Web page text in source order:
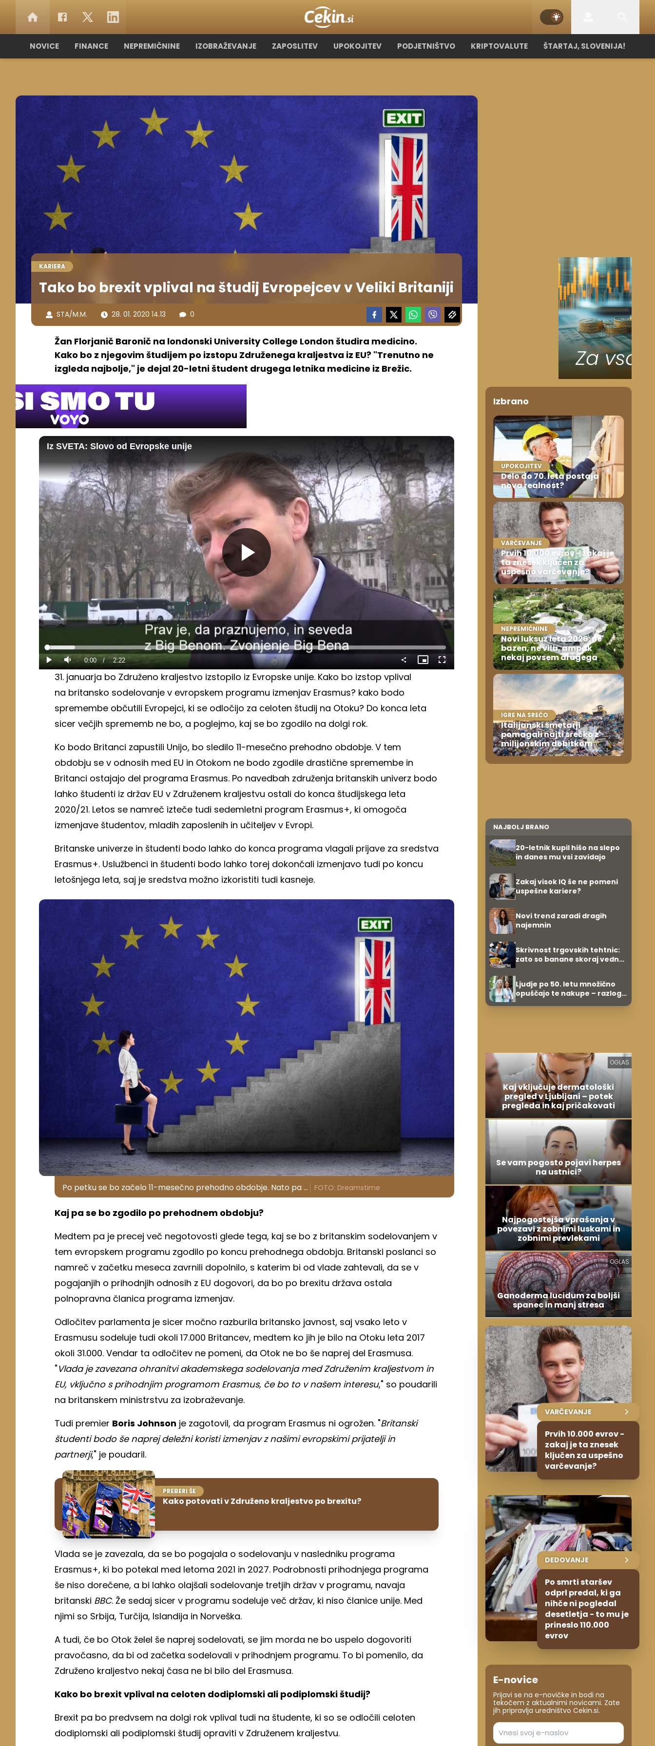
NOVICE FINANCE NEPREMIČNINE IZOBRAŽEVANJE ZAPOSLITEV UPOKOJITEV PODJETNIŠTVO KRIPTOVALUTE ŠTARTAJ, SLOVENIJA!
KARIERA
Tako bo brexit vplival na študij Evropejcev v Veliki Britaniji
STA/M.M. 28. 01. 2020 14.13 0
Žan Florjanič Baronič na londonski University College London študira medicino.
Kako bo z njegovim študijem po izstopu Združenega kraljestva iz EU? "Trenutno ne
izgleda najbolje," je dejal 20-letni študent drugega letnika medicine iz Brežic.
Iz SVETA: Slovo od Evropske unije
Predvajaj
Predvajaj
Tiho Current
Time
0:00 / Duration
2:22
Loaded:
6.98%
Slika
v
Celozaslonski
način
31. januarja bo Združeno kraljestvo izstopilo iz Evropske unije. Kako bo izstop vplival
na britansko sodelovanje v evropskem programu izmenjav Erasmus? kako bodo
spremembe občutili Evropejci, ki se odločijo za celoten študij na Otoku? Do konca leta
sicer večjih sprememb ne bo, a poglejmo, kaj se bo zgodilo na dolgi rok.
Ko bodo Britanci zapustili Unijo, bo sledilo 11-mesečno prehodno obdobje. V tem
obdobju se v odnosih med EU in Otokom ne bodo zgodile drastične spremembe in
Britanci ostajajo del programa Erasmus. Po navedbah združenja britanskih univerz bodo
lahko študenti iz držav EU v Združenem kraljestvu ostali do konca študijskega leta
2020/21. Letos se namreč izteče tudi sedemletni program Erasmus+, ki omogoča
izmenjave študentov, mladih zaposlenih in učiteljev v Evropi.
Britanske univerze in študenti bodo lahko do konca programa vlagali prijave za sredstva
Erasmus+. Uslužbenci in študenti bodo lahko torej dokončali izmenjavo tudi po koncu
letošnjega leta, saj je sredstva možno izkoristiti tudi kasneje.
Po petku se bo začelo 11-mesečno prehodno obdobje. Nato pa ... FOTO: Dreamstime
Kaj pa se bo zgodilo po prehodnem obdobju?
Medtem pa je precej več negotovosti glede tega, kaj se bo z britanskim sodelovanjem v
tem evropskem programu zgodilo po koncu prehodnega obdobja. Britanski poslanci so
namreč v začetku meseca zavrnili dopolnilo, s katerim bi od vlade zahtevali, da se v
pogajanjih o prihodnjih odnosih z EU dogovori, da bo po brexitu država ostala
polnopravna članica programa izmenjav.
Odločitev parlamenta je sicer močno razburila britansko javnost, saj vsako leto v
Erasmusu sodeluje tudi okoli 17.000 Britancev, medtem ko jih je bilo na Otoku leta 2017
okoli 31.000. Vendar ta odločitev ne pomeni, da Otok ne bo še naprej del Erasmusa.
"Vlada je zavezana ohranitvi akademskega sodelovanja med Združenim kraljestvom in
EU, vključno s prihodnjim programom Erasmus, če bo to v našem interesu," so poudarili
na britanskem ministrstvu za izobraževanje.
Tudi premier Boris Johnson je zagotovil, da program Erasmus ni ogrožen. "Britanski
študenti bodo še naprej deležni koristi izmenjav z našimi evropskimi prijatelji in
partnerji," je poudaril.
PREBERI ŠE
Kako potovati v Združeno kraljestvo po brexitu?
Vlada se je zavezala, da se bo pogajala o sodelovanju v nasledniku programa
Erasmus+, ki bo potekal med letoma 2021 in 2027. Podrobnosti prihodnjega programa
še niso dorečene, a bi lahko olajšali sodelovanje tretjih držav v programu, navaja
britanski BBC. Že sedaj sicer v programu sodeluje več držav, ki niso članice unije. Med
njimi so Srbija, Turčija, Islandija in Norveška.
A tudi, če bo Otok želel še naprej sodelovati, se jim morda ne bo uspelo dogovoriti
pravočasno, da bi od začetka sodelovali v prihodnjem programu. To bi pomenilo, da
Združeno kraljestvo nekaj časa ne bi bilo del Erasmusa.
Kako bo brexit vplival na celoten dodiplomski ali podiplomski študij?
Brexit pa bo predvsem na dolgi rok vplival tudi na študente, ki so se odločili celoten
dodiplomski ali podiplomski študij opraviti v Združenem kraljestvu.
Izbrano
UPOKOJITEV
Delo do 70. leta postaja
nova realnost?
VARČEVANJE
Prvih 10.000 evrov - zakaj je
ta znesek ključen za
uspešno varčevanje?
NEPREMIČNINE
Novi luksuz leta 2026: ne
bazen, ne vila, ampak
nekaj povsem drugega
IGRE NA SREČO
Italijanski smetarji
pomagali najti srečko z
milijonskim dobitkom
NAJBOLJ BRANO
20-letnik kupil hišo na slepo
in danes mu vsi zavidajo
Zakaj visok IQ še ne pomeni
uspešne kariere?
Novi trend zaradi dragih
najemnin
Skrivnost trgovskih tehtnic:
zato so banane skoraj vedno
Ljudje po 50. letu množično
opuščajo te nakupe – razlog
OGLAS
Kaj vključuje dermatološki
pregled v Ljubljani – potek
pregleda in kaj pričakovati
Se vam pogosto pojavi herpes
na ustnici?
Najpogostejša vprašanja v
povezavi z zobnimi luskami in
zobnimi prevlekami
OGLAS
Ganoderma lucidum za boljši
spanec in manj stresa
VARČEVANJE
Prvih 10.000 evrov -
zakaj je ta znesek
ključen za uspešno
varčevanje?
DEDOVANJE
Po smrti staršev
odprl predal, ki ga
nihče ni pogledal
desetletja - to mu je
prineslo 110.000
evrov
E-novice
Prijavi se na e-novičke in bodi na
tekočem z aktualnimi novicami. Zate
jih pripravlja uredništvo Cekin.si.